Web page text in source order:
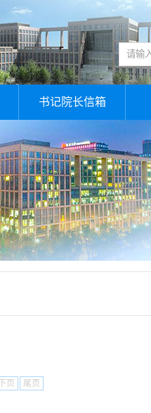
书记院长信箱
下页 尾页